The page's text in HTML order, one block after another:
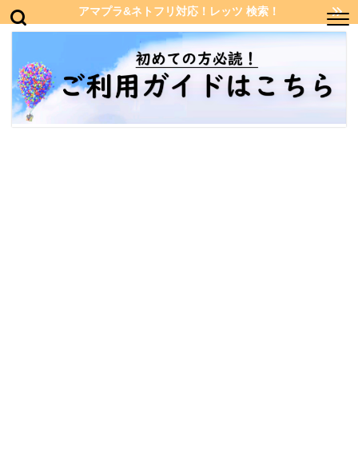
アマプラ&ネトフリ対応！レッツ 検索！